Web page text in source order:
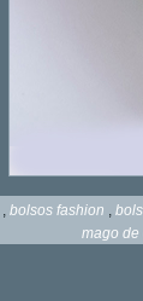
, bolsos fashion ,
mago de